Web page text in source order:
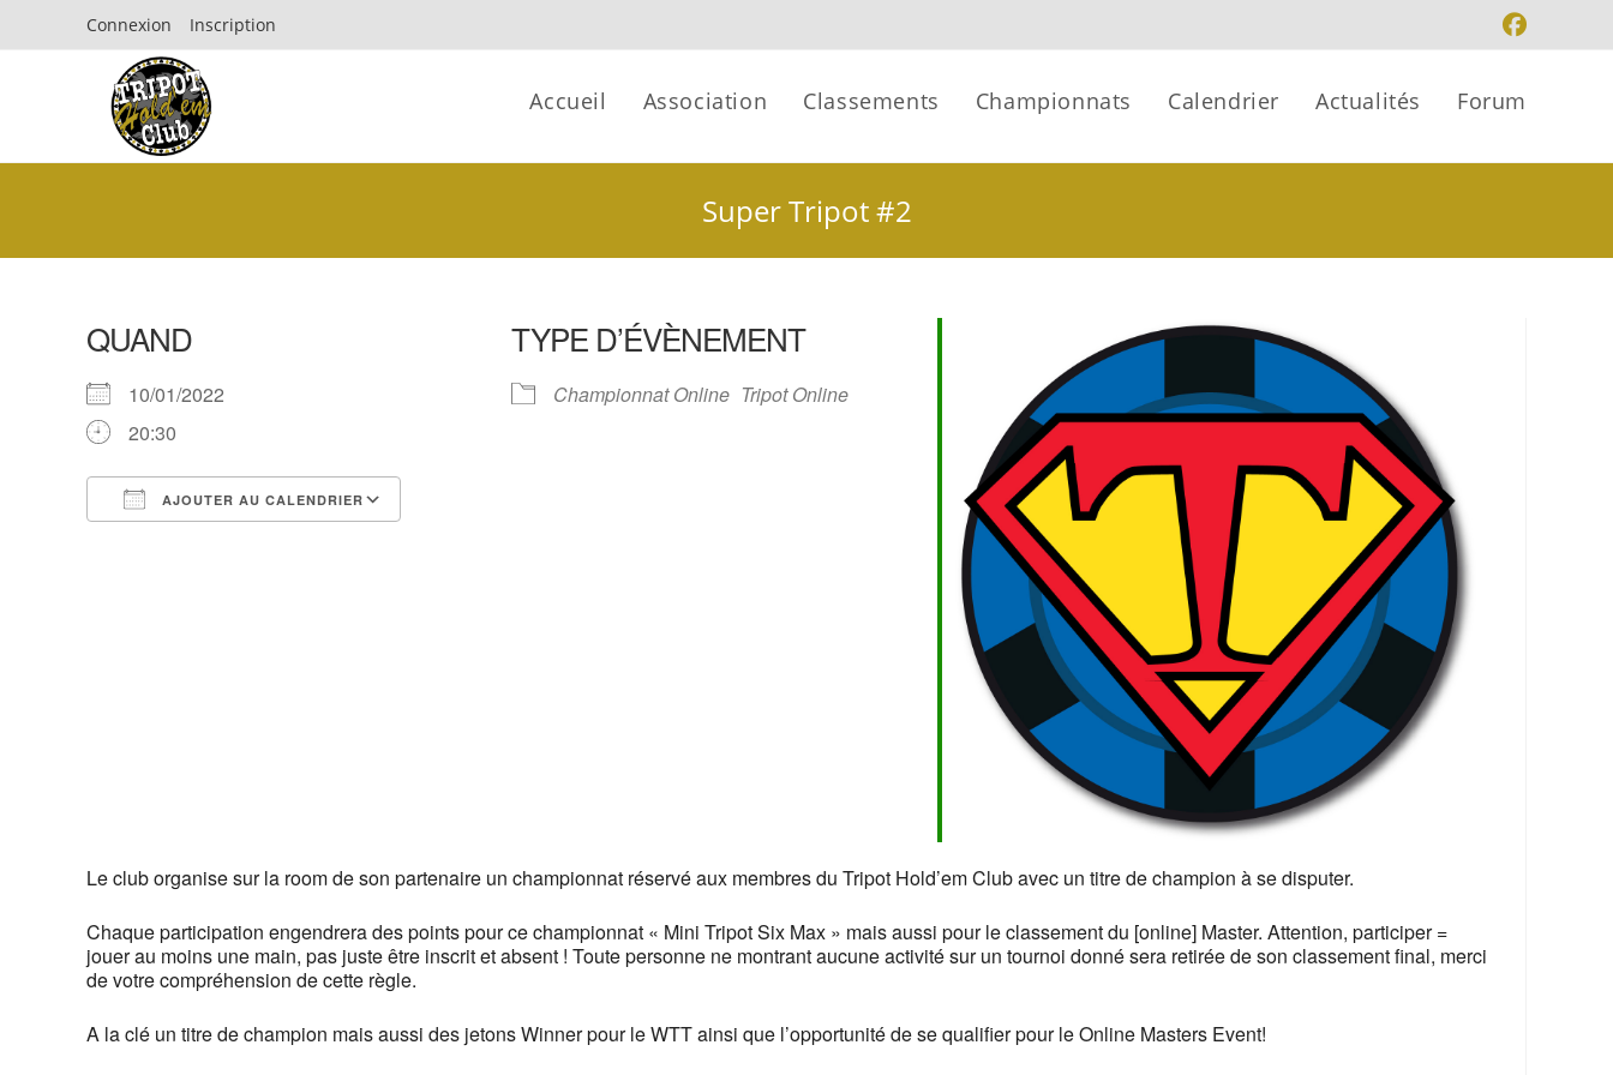
Connexion Inscription
Accueil Association Classements Championnats Calendrier Actualités Forum
Super Tripot #2
QUAND
10/01/2022
20:30
AJOUTER AU CALENDRIER
Office 365 Outlook Live
TYPE D’ÉVÈNEMENT
Championnat Online Tripot Online
Le club organise sur la room de son partenaire un championnat réservé aux membres du Tripot Hold’em Club avec un titre de champion à se disputer.
Chaque participation engendrera des points pour ce championnat « Mini Tripot Six Max » mais aussi pour le classement du [online] Master. Attention, participer =
jouer au moins une main, pas juste être inscrit et absent ! Toute personne ne montrant aucune activité sur un tournoi donné sera retirée de son classement final, merci
de votre compréhension de cette règle.
A la clé un titre de champion mais aussi des jetons Winner pour le WTT ainsi que l’opportunité de se qualifier pour le Online Masters Event!